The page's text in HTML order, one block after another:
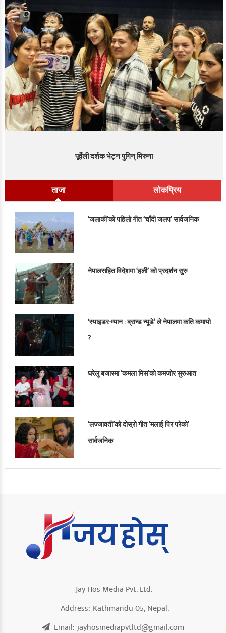
पूर्वेली दर्शक भेट्न पुगिन् मिरुना
ताजा लोकप्रिय
‘जलाकी’को पहिलो गीत ‘चाँदी जलप’ सार्वजनिक
नेपालसहित विदेशमा ‘हली’ को प्रदर्शन सुरु
‘स्पाइडर-म्यान : ब्रान्ड न्यूडे’ ले नेपालमा कति कमायो
?
घरेलु बजारमा ‘कमला मिस’को कमजोर सुरुआत
‘लज्जावती’को दोस्रो गीत ‘मलाई पिर परेको’
सार्वजनिक
Jay Hos Media Pvt. Ltd.
Address: Kathmandu 05, Nepal.
Email: jayhosmediapvtltd@gmail.com